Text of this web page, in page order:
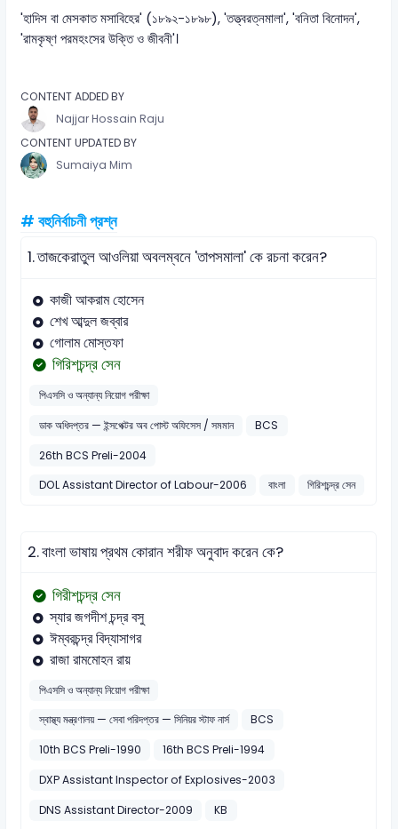
'হাদিস বা মেসকাত মসাবিহের' (১৮৯২-১৮৯৮), 'তত্ত্বরত্নমালা', 'বনিতা বিনোদন',
'রামকৃষ্ণ পরমহংসের উক্তি ও জীবনী'।
CONTENT ADDED BY
Najjar Hossain Raju
CONTENT UPDATED BY
Sumaiya Mim
# বহুনির্বাচনী প্রশ্ন
1.তাজকেরাতুল আওলিয়া অবলম্বনে 'তাপসমালা' কে রচনা করেন?
কাজী আকরাম হোসেন
শেখ আব্দুল জব্বার
গোলাম মোস্তফা
গিরিশচন্দ্র সেন
পিএসসি ও অন্যান্য নিয়োগ পরীক্ষা
ডাক অধিদপ্তর — ইন্সপেক্টর অব পোস্ট অফিসেস / সমমান
BCS
26th BCS Preli-2004
DOL Assistant Director of Labour-2006
বাংলা গিরিশচন্দ্র সেন
2.বাংলা ভাষায় প্রথম কোরান শরীফ অনুবাদ করেন কে?
গিরীশচন্দ্র সেন
স্যার জগদীশ চন্দ্র বসু
ঈম্বরচন্দ্র বিদ্যাসাগর
রাজা রামমোহন রায়
পিএসসি ও অন্যান্য নিয়োগ পরীক্ষা
স্বাস্থ্য মন্ত্রণালয় — সেবা পরিদপ্তর — সিনিয়র স্টাফ নার্স
BCS
10th BCS Preli-1990
16th BCS Preli-1994
DXP Assistant Inspector of Explosives-2003
DNS Assistant Director-2009
KB